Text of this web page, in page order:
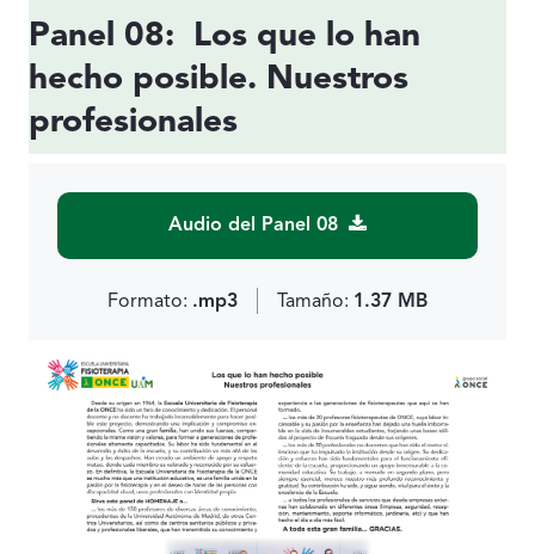
Panel 08: Los que lo han
hecho posible. Nuestros
profesionales
Audio del Panel 08
Formato: .mp3 Tamaño: 1.37 MB